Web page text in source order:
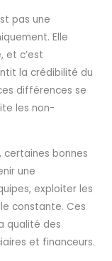
pas une
Elle
et c’est
la crédibilité du
différences se
les non-
certaines bonnes
une
exploiter les
constante. Ces
qualité des
et financeurs.